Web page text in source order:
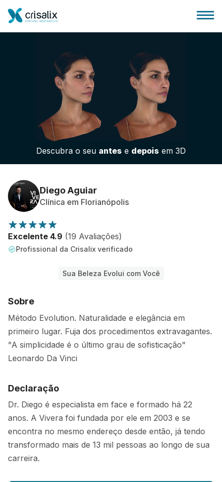
Página inicial para cirurgiões
Plataforma 3D de business
Planos
Avaliações dos pacientes
Descubra o seu antes e depois em 3D
Diego Aguiar
Clínica em Florianópolis
Excelente 4.9 (19 Avaliações)
Profissional da Crisalix verificado
Sua Beleza Evolui com Você
Sobre
Método Evolution. Naturalidade e elegância em
primeiro lugar. Fuja dos procedimentos extravagantes.
"A simplicidade é o último grau de sofisticação"
Leonardo Da Vinci
Declaração
Dr. Diego é especialista em face e formado há 22
anos. A Vivera foi fundada por ele em 2003 e se
encontra no mesmo endereço desde então, já tendo
transformado mais de 13 mil pessoas ao longo de sua
carreira.